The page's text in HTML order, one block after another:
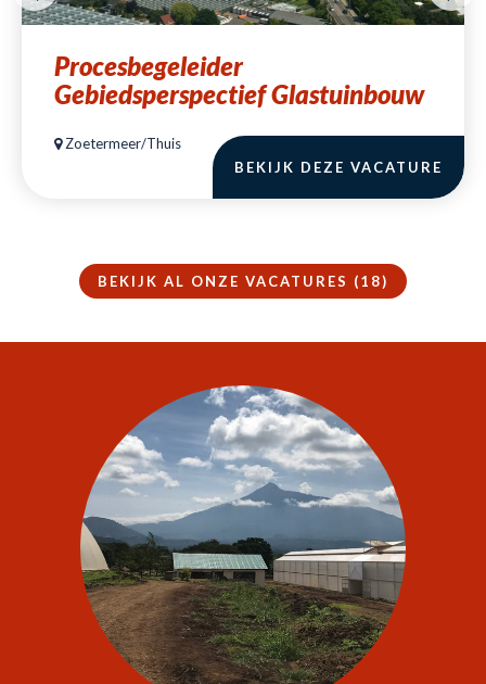
Procesbegeleider
Gebiedsperspectief Glastuinbouw
Zoetermeer/Thuis
BEKIJK DEZE VACATURE
BEKIJK AL ONZE VACATURES (18)